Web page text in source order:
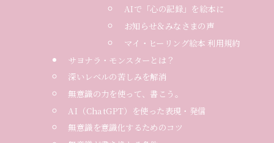
AIで「心の記録」を絵本に
お知らせ＆みなさまの声
マイ・ヒーリング絵本 利用規約
サヨナラ・モンスターとは？
深いレベルの苦しみを解消
無意識の力を使って、書こう。
AI（ChatGPT）を使った表現・発信
無意識を意識化するためのコツ